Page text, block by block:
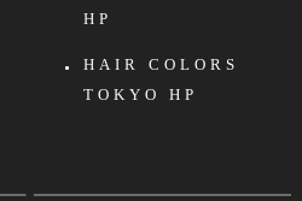
HP
HAIR COLORS
TOKYO HP